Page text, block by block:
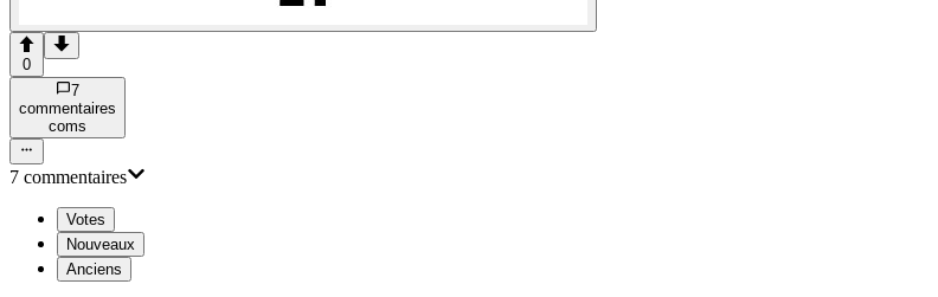
0
7
commentaires
coms
7 commentaires
Votes
Nouveaux
Anciens